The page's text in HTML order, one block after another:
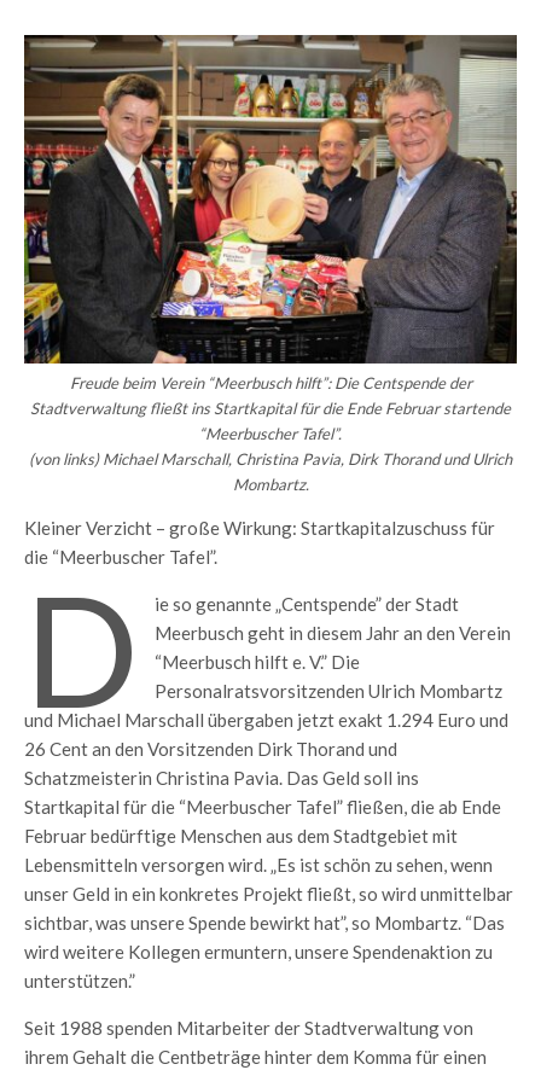
Freude beim Verein “Meerbusch hilft”: Die Centspende der
Stadtverwaltung fließt ins Startkapital für die Ende Februar startende
“Meerbuscher Tafel”.
(von links) Michael Marschall, Christina Pavia, Dirk Thorand und Ulrich
Mombartz.
Kleiner Verzicht – große Wirkung: Startkapitalzuschuss für
die “Meerbuscher Tafel”.
D
ie so genannte „Centspende” der Stadt
Meerbusch geht in diesem Jahr an den Verein
“Meerbusch hilft e. V.” Die
Personalratsvorsitzenden Ulrich Mombartz
und Michael Marschall übergaben jetzt exakt 1.294 Euro und
26 Cent an den Vorsitzenden Dirk Thorand und
Schatzmeisterin Christina Pavia. Das Geld soll ins
Startkapital für die “Meerbuscher Tafel” fließen, die ab Ende
Februar bedürftige Menschen aus dem Stadtgebiet mit
Lebensmitteln versorgen wird. „Es ist schön zu sehen, wenn
unser Geld in ein konkretes Projekt fließt, so wird unmittelbar
sichtbar, was unsere Spende bewirkt hat”, so Mombartz. “Das
wird weitere Kollegen ermuntern, unsere Spendenaktion zu
unterstützen.”
Seit 1988 spenden Mitarbeiter der Stadtverwaltung von
ihrem Gehalt die Centbeträge hinter dem Komma für einen